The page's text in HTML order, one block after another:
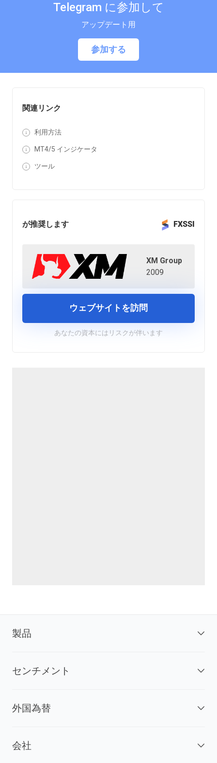
関連リンク
利用方法
MT4/5 インジケータ
ツール
が推奨します FXSSI
XM Group
2009
ウェブサイトを訪問
あなたの資本にはリスクが伴います
Telegram に参加して
アップデート用
参加する
製品
センチメント
外国為替
会社